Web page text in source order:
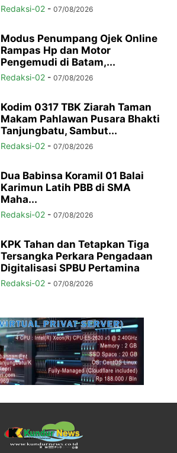
Redaksi-02 - 07/08/2026
Modus Penumpang Ojek Online
Rampas Hp dan Motor
Pengemudi di Batam,...
Redaksi-02 - 07/08/2026
Kodim 0317 TBK Ziarah Taman
Makam Pahlawan Pusara Bhakti
Tanjungbatu, Sambut...
Redaksi-02 - 07/08/2026
Dua Babinsa Koramil 01 Balai
Karimun Latih PBB di SMA
Maha...
Redaksi-02 - 07/08/2026
KPK Tahan dan Tetapkan Tiga
Tersangka Perkara Pengadaan
Digitalisasi SPBU Pertamina
Redaksi-02 - 07/08/2026